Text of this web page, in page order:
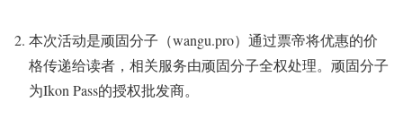
本次活动是顽固分子（wangu.pro）通过票帝将优惠的价
格传递给读者，相关服务由顽固分子全权处理。 顽固分子
为Ikon Pass的授权批发商。